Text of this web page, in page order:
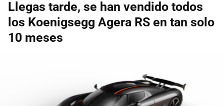
Llegas tarde, se han vendido todos
los Koenigsegg Agera RS en tan solo
10 meses